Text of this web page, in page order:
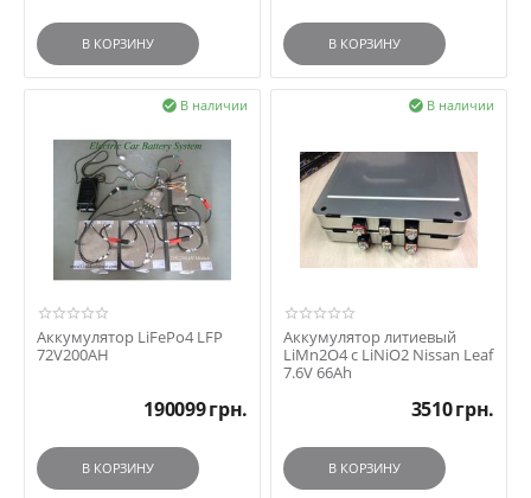
В КОРЗИНУ В КОРЗИНУ
В наличии

Аккумулятор LiFePo4 LFP
72V200AH
190099грн.
В КОРЗИНУ
В наличии

Аккумулятор литиевый
LiMn2O4 c LiNiO2 Nissan Leaf
7.6V 66Ah
3510грн.
В КОРЗИНУ